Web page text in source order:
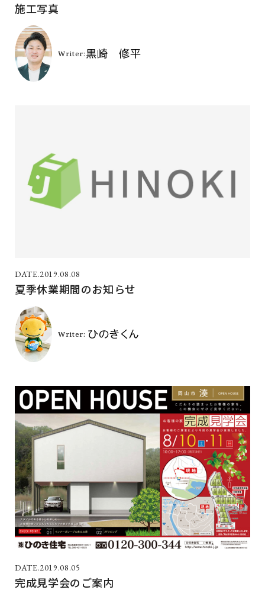
施工写真
2019.08.08
夏季休業期間のお知らせ
2019.08.05
完成見学会のご案内